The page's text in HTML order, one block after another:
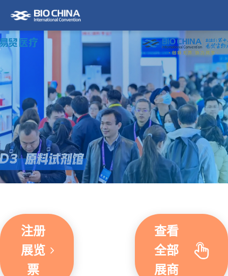
注册
展览
票
查看
全部
展商